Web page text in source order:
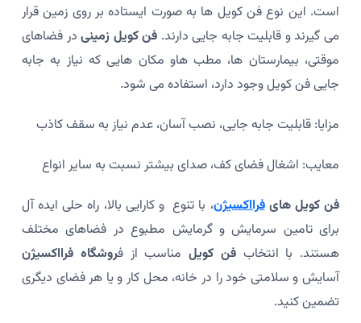
است. این نوع فن کویل ها به صورت ایستاده بر روی زمین قرار
می گیرند و قابلیت جابه جایی دارند. فن کویل زمینیدر فضاهای
موقتی، بیمارستان ها، مطب هاو مکان هایی که نیاز به جابه
جایی فن کویل وجود دارد، استفاده می شود.
مزایا: قابلیت جابه جایی، نصب آسان، عدم نیاز به سقف کاذب
معایب: اشغال فضای کف، صدای بیشتر نسبت به سایر انواع
فن کویل هایفرااکسیژن، با تنوع و کارایی بالا، راه حلی ایده آل
برای تامین سرمایش و گرمایش مطبوع در فضاهای مختلف
هستند. با انتخابفن کویل مناسب از فروشگاه فرااکسیژن
آسایش و سلامتی خود را در خانه، محل کار و یا هر فضای دیگری
تضمین کنید.